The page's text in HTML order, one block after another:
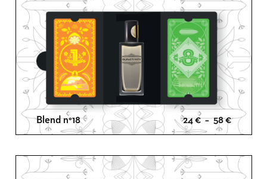
Blend n°18 24€ – 58€Plage
de
prix :
24 €